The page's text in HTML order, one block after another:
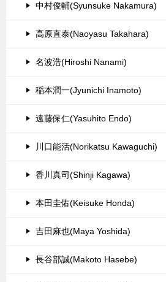
中村俊輔(Syunsuke Nakamura)
高原直泰(Naoyasu Takahara)
名波浩(Hiroshi Nanami)
稲本潤一(Jyunichi Inamoto)
遠藤保仁(Yasuhito Endo)
川口能活(Norikatsu Kawaguchi)
香川真司(Shinji Kagawa)
本田圭佑(Keisuke Honda)
吉田麻也(Maya Yoshida)
長谷部誠(Makoto Hasebe)